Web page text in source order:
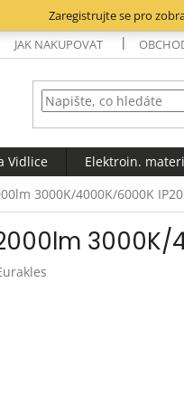
Zaregistrujte se pro
JAK NAKUPOVAT
Vidlice Elektroin.
3000K/4000K/6000K